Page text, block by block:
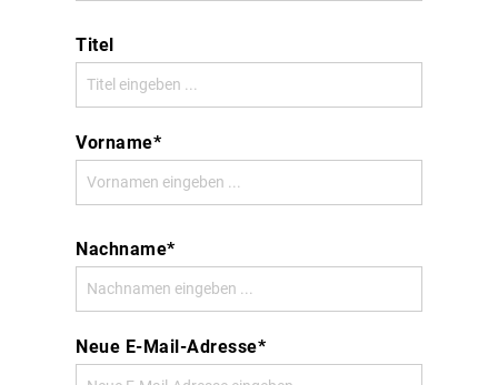
Titel
Vorname*
Nachname*
Neue E-Mail-Adresse*